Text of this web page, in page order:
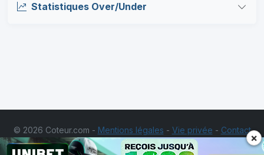
Statistiques Over/Under
© 2026 Coteur.com - Mentions légales - Vie privée - Contact
Les jeux d'argent et de hasard sont interdits aux
×